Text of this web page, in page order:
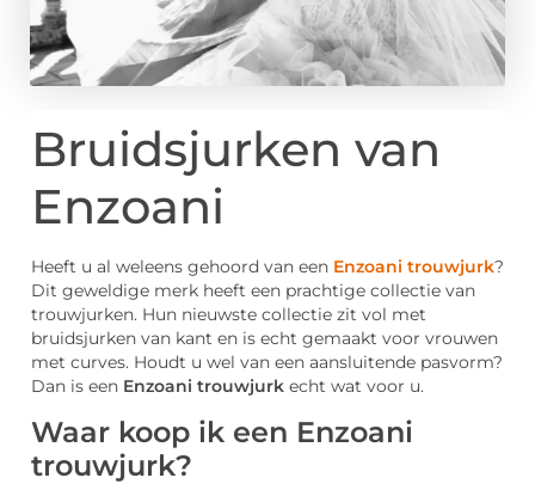
Bruidsjurken van
Enzoani
Heeft u al weleens gehoord van een Enzoani trouwjurk?
Dit geweldige merk heeft een prachtige collectie van
trouwjurken. Hun nieuwste collectie zit vol met
bruidsjurken van kant en is echt gemaakt voor vrouwen
met curves. Houdt u wel van een aansluitende pasvorm?
Dan is een Enzoani trouwjurk echt wat voor u.
Waar koop ik een Enzoani
trouwjurk?